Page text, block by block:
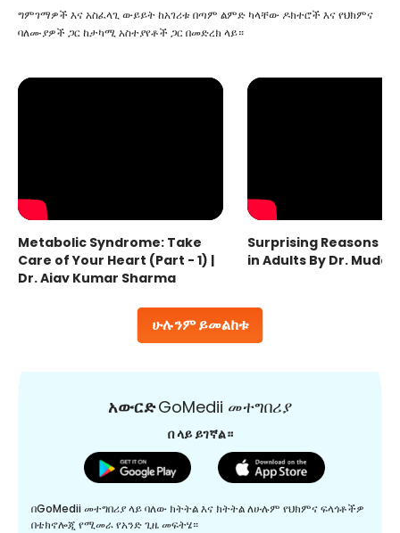
ሁሉንም ይመልከቱ
ግምገማዎች እና አስፈላጊ ውይይት ከአገሪቱ በጣም ልምድ ካላቸው ዶክተሮች እና የህክምና
ባለሙያዎች ጋር ከታካሚ አስተያየቶች ጋር በመድረክ ላይ።
Metabolic Syndrome: Take
Care of Your Heart (Part - 1) |
Dr. Ajay Kumar Sharma
Surprising Reasons
in Adults By Dr.
አውርድGoMedii መተግበሪያ
በ ላይ ይገኛል።
በGoMedii መተግበሪያ ላይ ባለው ክትትል እና ክትትል ለሁሉም የህክምና ፍላጎቶችዎ
በቴክኖሎጂ የሚመራ የአንድ ጊዜ መፍትሄ።